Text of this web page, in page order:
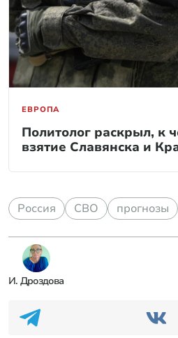
ЕВРОПА
Политолог раскрыл, к
взятие Славянска и
Россия СВО прогнозы
И. Дроздова